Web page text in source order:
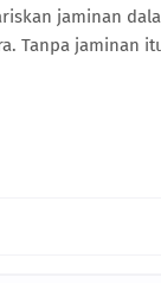
jaminan
Tanpa jaminan